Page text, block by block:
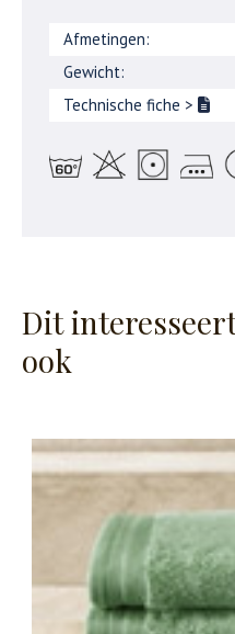
Afmetingen:
Gewicht:
Technische fiche >
Dit
ook